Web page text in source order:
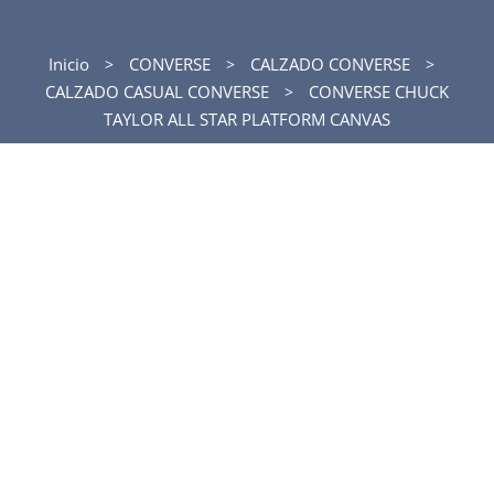
Inicio CONVERSE
CALZADO CONVERSE
CALZADO CASUAL CONVERSE
CONVERSE CHUCK
TAYLOR ALL STAR PLATFORM CANVAS